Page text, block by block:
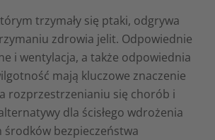
trzymały się ptaki, odgrywa
zdrowia jelit. Odpowiednie
i wentylacja, a także odpowiednia
mają kluczowe znaczenie
rozprzestrzenianiu się chorób i
dla ścisłego wdrożenia
środków bezpieczeństwa